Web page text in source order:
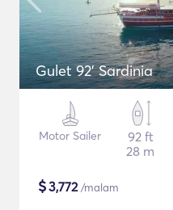
Gulet 92' Sardinia
Motor Sailer
92 ft
28 m
$3,772/malam